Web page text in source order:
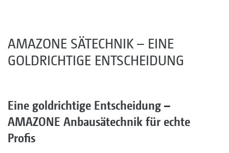
AMAZONE SÄTECHNIK – EINE
GOLDRICHTIGE ENTSCHEIDUNG
Eine goldrichtige Entscheidung –
AMAZONE Anbausätechnik für echte
Profis